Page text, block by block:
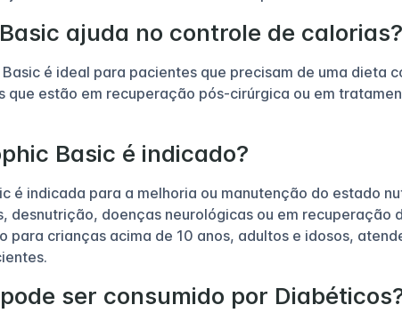
ajuda no controle de calorias?
é ideal para pacientes que precisam de uma dieta
que estão em recuperação pós-cirúrgica ou em
Basic é indicado?
é indicada para a melhoria ou manutenção do estado
desnutrição, doenças neurológicas ou em recuperação
para crianças acima de 10 anos, adultos e idosos,
ser consumido por